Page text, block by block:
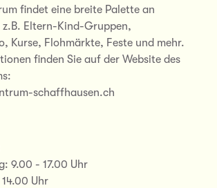
findet eine breite Palette an
Eltern-Kind-Gruppen,
Kurse, Flohmärkte, Feste und mehr.
finden Sie auf der Website des
schaffhausen.ch
9.00 - 17.00 Uhr
Uhr